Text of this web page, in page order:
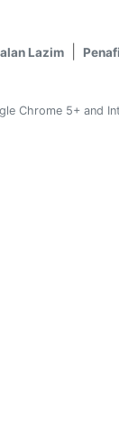
Lazim
Chrome 5+ and